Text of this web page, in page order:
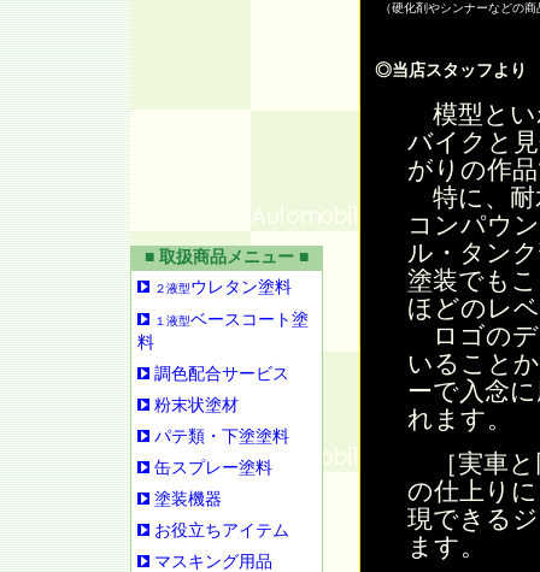
（硬化剤やシンナーなどの
◎当店スタッフより
模型とい
バイクと
がりの作
特に、耐
コンパウ
ル・タン
塗装でも
ほどのレ
ロゴのデ
いること
ーで入念
れます。
［実車と
の仕上り
現できる
ます。
■ 取扱商品メニュー ■
２液型ウレタン塗料
１液型ベースコート塗
料
調色配合サービス
粉末状塗材
パテ類・下塗塗料
缶スプレー塗料
塗装機器
お役立ちアイテム
マスキング用品